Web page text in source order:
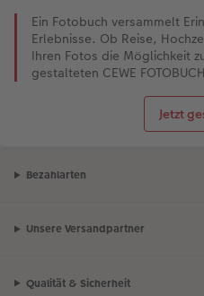
Ein Fotobuch versammelt
Erlebnisse. Ob Reise,
Ihren Fotos die Möglichkeit
gestalteten CEWE
Jetzt
Bezahlarten
Unsere Versandpartner
Qualität & Sicherheit